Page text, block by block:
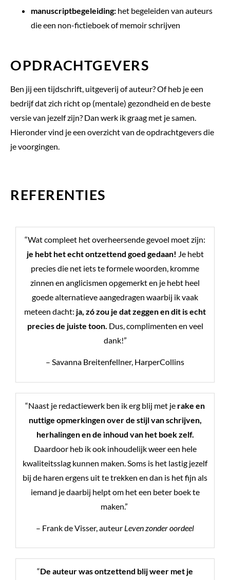
manuscriptbegeleiding: het begeleiden van auteurs
die een non-fictieboek of memoir schrijven
OPDRACHTGEVERS
Ben jij een tijdschrift, uitgeverij of auteur? Of heb je een
bedrijf dat zich richt op (mentale) gezondheid en de beste
versie van jezelf zijn? Dan werk ik graag met je samen.
Hieronder vind je een overzicht van de opdrachtgevers die
je voorgingen.
REFERENTIES
“Wat compleet het overheersende gevoel moet zijn:
je hebt het echt ontzettend goed gedaan! Je hebt
precies die net iets te formele woorden, kromme
zinnen en anglicismen opgemerkt en je hebt heel
goede alternatieve aangedragen waarbij ik vaak
meteen dacht: ja, zó zou je dat zeggen en dit is echt
precies de juiste toon. Dus, complimenten en veel
dank!”
– Savanna Breitenfellner, HarperCollins
“Naast je redactiewerk ben ik erg blij met je rake en
nuttige opmerkingen over de stijl van schrijven,
herhalingen en de inhoud van het boek zelf.
Daardoor heb ik ook inhoudelijk weer een hele
kwaliteitsslag kunnen maken. Soms is het lastig jezelf
bij de haren ergens uit te trekken en dan is het fijn als
iemand je daarbij helpt om het een beter boek te
maken.”
– Frank de Visser, auteur Leven zonder oordeel
“De auteur was ontzettend blij weer met je